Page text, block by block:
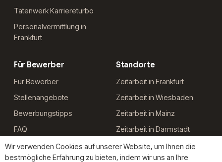
Tatenwerk Karriereturbo
Personalvermittlung in
Frankfurt
Für Bewerber
Für Bewerber
Stellenangebote
Bewerbungstipps
FAQ
Mitarbeiterempfehlung
Standorte
Zeitarbeit in Frankfurt
Zeitarbeit in Wiesbaden
Zeitarbeit in Mainz
Zeitarbeit in Darmstadt
Zeitarbeit in Offenbach
Wir verwenden Cookies auf unserer Website, um Ihnen die
bestmögliche Erfahrung zu bieten, indem wir uns an Ihre